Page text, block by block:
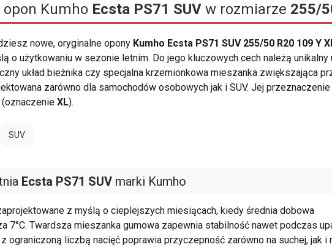
opon Kumho Ecsta PS71 SUV w rozmiarze 255/
nowe, oryginalne opony Kumho Ecsta PS71 SUV 255/50 R20 109 Y
o użytkowaniu w sezonie letnim. Do jego kluczowych cech należą
układ bieżnika czy specjalna krzemionkowa mieszanka zwiększająca
zarówno dla samochodów osobowych jak i SUV. Jej
XL).
SUV
Ecsta PS71 SUV marki Kumho
z myślą o cieplejszych miesiącach, kiedy średnia dobowa
7°C. Twardsza mieszanka gumowa zapewnia stabilność nawet podczas
ograniczoną liczbą nacięć poprawia przyczepność zarówno na suchej, jak i